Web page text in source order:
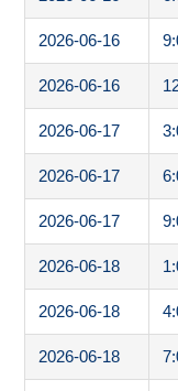
2026-06-16
2026-06-16
2026-06-17
2026-06-17
2026-06-17
2026-06-18
2026-06-18
2026-06-18